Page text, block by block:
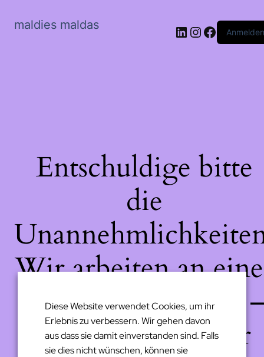
maldies maldas LinkedIn
Instagram
Anmelden
Entschuldige bitte
die
Wir arbeiten an
großartigen Sache
schau bald wieder
Diese Website verwendet Cookies, um ihr
Erlebnis zu verbessern. Wir gehen davon
aus dass sie damit einverstanden sind. Falls
sie dies nicht wünschen, können sie